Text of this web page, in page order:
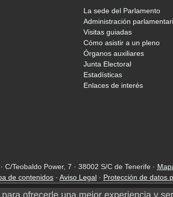
La sede del Parlamento
Administración
Visitas guiadas
Cómo asistir a un pleno
Órganos auxiliares
Junta Electoral
Estadísticas
Enlaces de interés
· C/Teobaldo Power, 7 · 38002 S/C de Tenerife ·
de contenidos · Aviso Legal · Protección de datos
ofrecerle una mejor experiencia y